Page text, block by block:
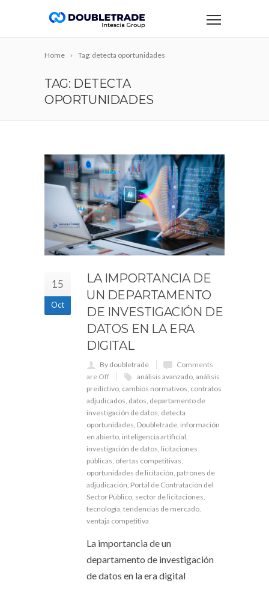
Home Tag: detecta oportunidades
TAG: DETECTA
OPORTUNIDADES
15
Oct
LA IMPORTANCIA DE
UN DEPARTAMENTO
DE INVESTIGACIÓN DE
DATOS EN LA ERA
DIGITAL
By doubletrade
Comments
are Off
análisis avanzado, análisis
predictivo, cambios normativos, contratos
adjudicados, datos, departamento de
investigación de datos, detecta
oportunidades, Doubletrade, información
en abierto, inteligencia artificial,
investigación de datos, licitaciones
públicas, ofertas competitivas,
oportunidades de licitación, patrones de
adjudicación, Portal de Contratación del
Sector Público, sector de licitaciones,
tecnología, tendencias de mercado,
ventaja competitiva
La importancia de un
departamento de investigación
de datos en la era digital